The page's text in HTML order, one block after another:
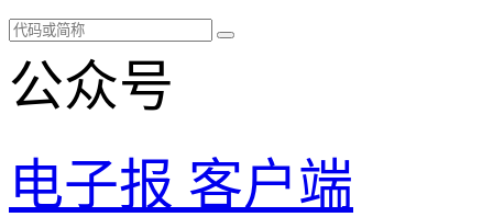
公众号
电子报 客户端